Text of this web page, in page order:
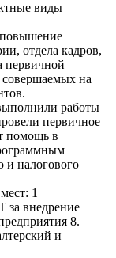
виды
повышение
отдела кадров,
первичной
на
работы
первичное
помощь в
и налогового
1
внедрение
8.
и